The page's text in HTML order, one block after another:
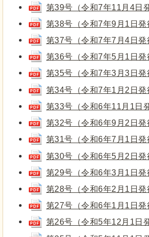
第39号（令和7年11月4日
第38号（令和7年9月1日
第37号（令和7年7月4日
第36号（令和7年5月1日
第35号（令和7年3月3日
第34号（令和7年1月2日
第33号（令和6年11月1日
第32号（令和6年9月2日
第31号（令和6年7月1日
第30号（令和6年5月2日
第29号（令和6年3月1日
第28号（令和6年2月1日
第27号（令和6年1月1日
第26号（令和5年12月1日